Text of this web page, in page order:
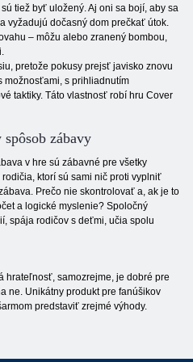
tiež byť uložený. Aj oni sa bojí, aby sa
vyžadujú dočasný dom prečkať útok.
– môžu alebo zranený bombou,
pretože pokusy prejsť javisko znovu
možnosťami, s prihliadnutím
taktiky. Táto vlastnosť robí hru Cover
zábavy
v hre sú zábavné pre všetky
ktorí sú sami nič proti vyplniť
Prečo nie skontrolovať a, ak je to
a logické myslenie? Spoločný
spája rodičov s deťmi, učia spolu
hrateľnosť, samozrejme, je dobré pre
ne. Unikátny produkt pre fanúšikov
predstaviť zrejmé výhody.